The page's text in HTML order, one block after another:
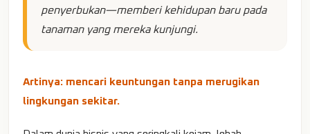
penyerbukan—memberi kehidupan baru pada
tanaman yang mereka kunjungi.
Artinya: mencari keuntungan tanpa merugikan
lingkungan sekitar.